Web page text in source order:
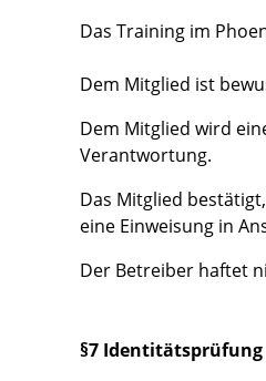
Das Training im
Dem Mitglied ist
Dem Mitglied wird
Verantwortung.
Das Mitglied
eine Einweisung in
Der Betreiber haftet
§7 Identitätsprüfung